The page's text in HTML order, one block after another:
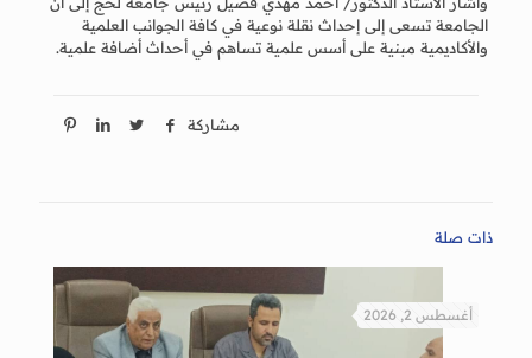
الجامعة تسعى إلى إحداث نقلة نوعية في كافة الجوانب العلمية
والأكاديمية مبنية على أسس علمية تساهم في أحداث أضافة علمية.
مشاركة
ذات صلة
أغسطس 2, 2026